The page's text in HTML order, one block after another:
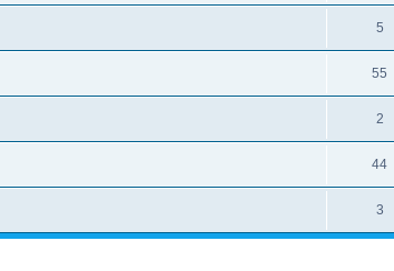
5
55
2
44
3